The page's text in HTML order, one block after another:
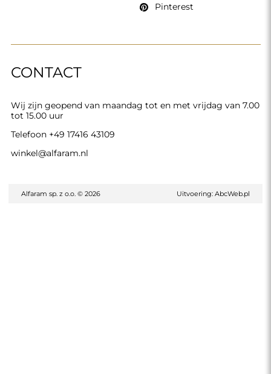
CONTACT
Wij zijn geopend van maandag tot en met vrijdag van 7.00
tot 15.00 uur
Telefoon +49 17416 43109
winkel@alfaram.nl
Pinterest
Alfaram sp. z o.o. © 2026 Uitvoering: AbcWeb.pl